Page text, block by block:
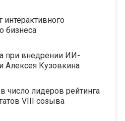
интерактивного
бизнеса
при внедрении ИИ-
Алексея Кузовкина
число лидеров рейтинга
VIII созыва